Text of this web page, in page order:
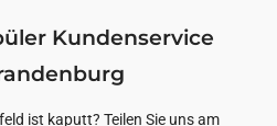
Kundenservice
ist kaputt? Teilen Sie uns am